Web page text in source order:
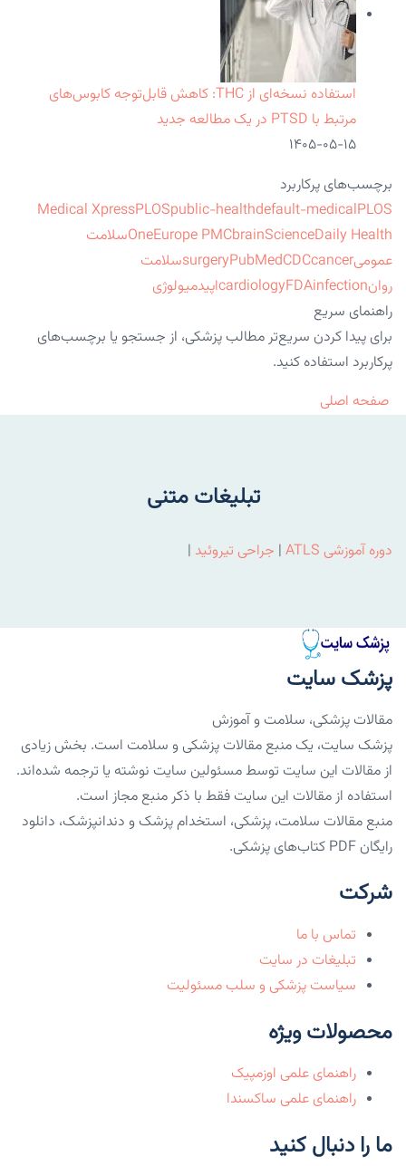
استفاده نسخه‌ای از THC: کاهش قابل‌توجه کابوس‌های
مرتبط با PTSD در یک مطالعه جدید
۱۴۰۵-۰۵-۱۵
برچسب‌های پرکاربرد
Medical XpressPLOSpublic-healthdefault-medicalPLOS
OneEurope PMCbrainScienceDaily Health
سلامت
عمومی
surgeryPubMedCDCcancer
سلامت
روان
cardiologyFDAinfection
اپیدمیولوژی
راهنمای سریع
برای پیدا کردن سریع‌تر مطالب پزشکی، از جستجو یا برچسب‌های
پرکاربرد استفاده کنید.
صفحه اصلی
تبلیغات متنی
دوره آموزشی ATLS | جراحی تیروئید |
پزشک سایت
مقالات پزشکی، سلامت و آموزش
پزشک سایت، یک منبع مقالات پزشکی و سلامت است. بخش زیادی
از مقالات این سایت توسط مسئولین سایت نوشته یا ترجمه شده‌اند.
استفاده از مقالات این سایت فقط با ذکر منبع مجاز است.
منبع مقالات سلامت، پزشکی، استخدام پزشک و دندانپزشک، دانلود
رایگان PDF کتاب‌های پزشکی.
شرکت
تماس با ما
تبلیغات در سایت
سیاست پزشکی و سلب مسئولیت
محصولات ویژه
راهنمای علمی اوزمپیک
راهنمای علمی ساکسندا
ما را دنبال کنید